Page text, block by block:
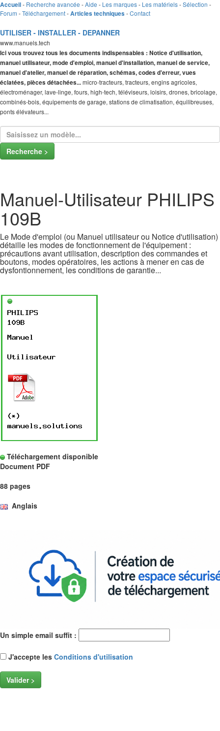
Accueil- Recherche avancée -Aide - Les marques- Les matériels-Sélection -
Forum -Téléchargement-Articles techniques -Contact
UTILISER - INSTALLER - DEPANNER
www.manuels.tech
Ici vous trouvez tous les documents indispensables : Notice d'utilisation,
manuel utilisateur, mode d'emploi, manuel d'installation, manuel de service,
manuel d'atelier, manuel de réparation, schémas, codes d'erreur, vues
éclatées, pièces détachées...micro-tracteurs, tracteurs, engins agricoles,
électroménager, lave-linge, fours, high-tech, téléviseurs, loisirs, drones, bricolage,
combinés-bois, équipements de garage, stations de climatisation, équilibreuses,
ponts élévateurs...
Recherche >
Manuel-Utilisateur PHILIPS
109B
Le Mode d'emploi (ou Manuel utilisateur ou Notice d'utilisation)
détaille les modes de fonctionnement de l'équipement :
précautions avant utilisation, description des commandes et
boutons, modes opératoires, les actions à mener en cas de
dysfontionnement, les conditions de garantie...
Téléchargement disponible
Document PDF
88 pages
Anglais
Un simple email suffit :
J'accepte les Conditions d'utilisation
Valider >